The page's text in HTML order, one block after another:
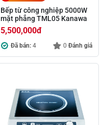
Bếp từ công nghiệp 5000W
mặt phẳng TML05 Kanawa
5,500,000đ
Đã bán: 4 0 Đánh giá